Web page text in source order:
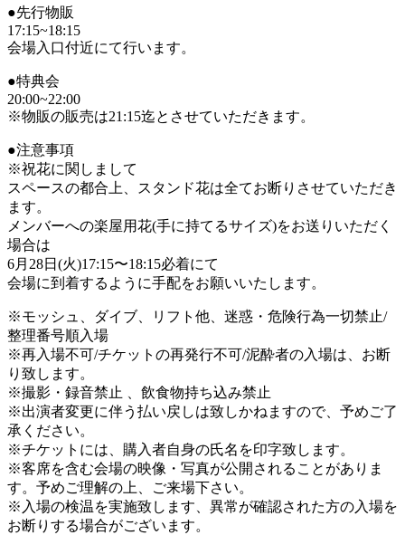
●先行物販
17:15~18:15
会場入口付近にて行います。
●特典会
20:00~22:00
※物販の販売は21:15迄とさせていただきます。
●注意事項
※祝花に関しまして
スペースの都合上、スタンド花は全てお断りさせていただき
ます。
メンバーへの楽屋用花(手に持てるサイズ)をお送りいただく
場合は
6月28日(火)17:15〜18:15必着にて
会場に到着するように手配をお願いいたします。
※モッシュ、ダイブ、リフト他、迷惑・危険行為一切禁止/
整理番号順入場
※再入場不可/チケットの再発行不可/泥酔者の入場は、お断
り致します。
※撮影・録音禁止 、飲食物持ち込み禁止
※出演者変更に伴う払い戻しは致しかねますので、予めご了
承ください。
※チケットには、購入者自身の氏名を印字致します。
※客席を含む会場の映像・写真が公開されることがありま
す。予めご理解の上、ご来場下さい。
※入場の検温を実施致します、異常が確認された方の入場を
お断りする場合がございます。